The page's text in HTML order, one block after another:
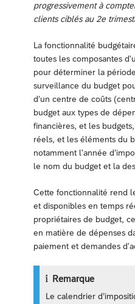
progressivement à
clients ciblés au 2e
La fonctionnalité
toutes les composantes
pour déterminer la
surveillance du budget
d’un centre de coûts
budget aux types de
financières, et les
réels, et les éléments du
notamment l'année
le nom du budget et la
Cette fonctionnalité rend
et disponibles en temps
propriétaires de budget,
en matière de dépenses
paiement et demandes
Remarque
Le calendrier